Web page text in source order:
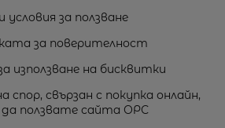
за ползване
за поверителност
използване на бисквитки
спор, свързан с покупка онлайн,
ползвате сайта ОРС